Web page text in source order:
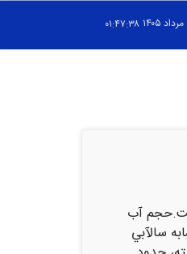
۰۱:۴۷:۳۹
آب
با مدت مشابه سالآبي